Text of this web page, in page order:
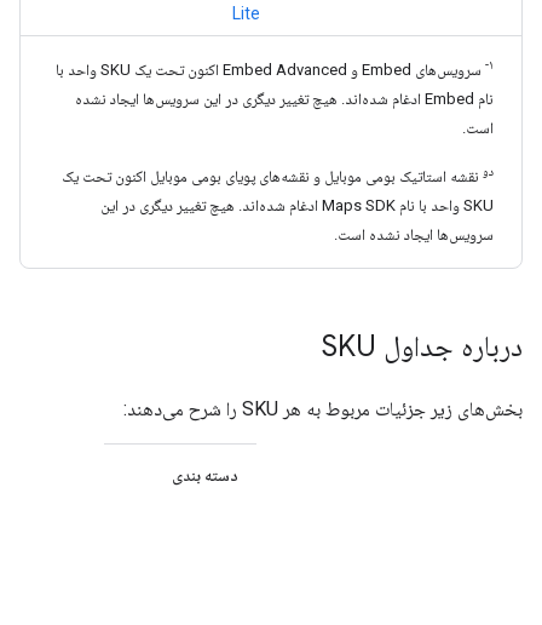
Lite
۱-
سرویس‌های Embed و Embed Advanced اکنون تحت یک SKU واحد با
نام Embed ادغام شده‌اند. هیچ تغییر دیگری در این سرویس‌ها ایجاد نشده
است.
دو نقشه استاتیک بومی موبایل و نقشه‌های پویای بومی موبایل اکنون تحت یک
SKU واحد با نام Maps SDK ادغام شده‌اند. هیچ تغییر دیگری در این
سرویس‌ها ایجاد نشده است.
درباره جداول SKU
بخش‌های زیر جزئیات مربوط به هر SKU را شرح می‌دهند:
دسته بندی